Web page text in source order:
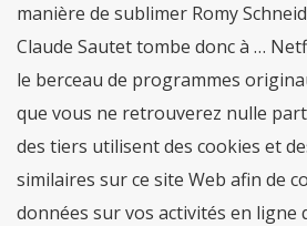
manière de sublimer Romy
Claude Sautet tombe donc à …
le berceau de programmes
que vous ne retrouverez nulle
des tiers utilisent des cookies et
similaires sur ce site Web afin de
données sur vos activités en ligne